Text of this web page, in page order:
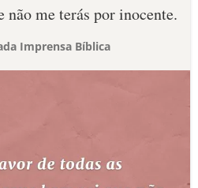
não me terás por inocente.
Imprensa Bíblica